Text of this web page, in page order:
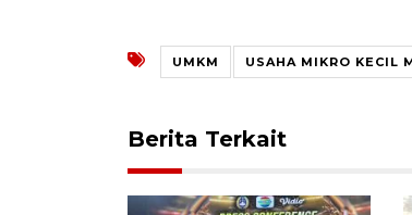
UMKM USAHA MIKRO KECIL
Berita Terkait